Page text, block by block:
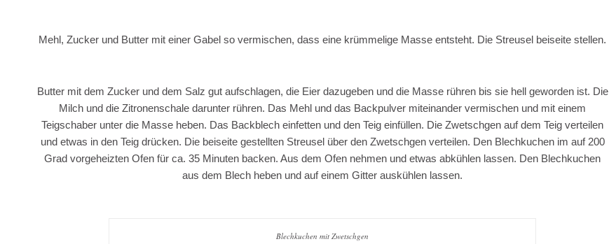
Mehl, Zucker und Butter mit einer Gabel so vermischen, dass eine krümmelige Masse entsteht. Die Streusel beiseite stellen.
Butter mit dem Zucker und dem Salz gut aufschlagen, die Eier dazugeben und die Masse rühren bis sie hell geworden ist. Die
Milch und die Zitronenschale darunter rühren. Das Mehl und das Backpulver miteinander vermischen und mit einem
Teigschaber unter die Masse heben. Das Backblech einfetten und den Teig einfüllen. Die Zwetschgen auf dem Teig verteilen
und etwas in den Teig drücken. Die beiseite gestellten Streusel über den Zwetschgen verteilen. Den Blechkuchen im auf 200
Grad vorgeheizten Ofen für ca. 35 Minuten backen. Aus dem Ofen nehmen und etwas abkühlen lassen. Den Blechkuchen
aus dem Blech heben und auf einem Gitter auskühlen lassen.
Blechkuchen mit Zwetschgen